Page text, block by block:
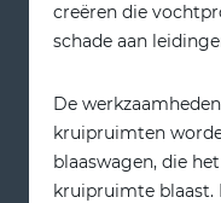
creëren die
schade aan
De
kruipruimten
blaaswagen, die
kruipruimte blaast.